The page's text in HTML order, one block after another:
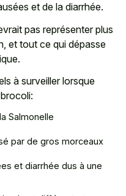
et de la diarrhée.
pas représenter plus
et tout ce qui dépasse
à surveiller lorsque
Salmonelle
par de gros morceaux
et diarrhée dus à une